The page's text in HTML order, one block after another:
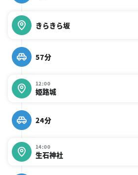
きらきら坂
57分
12:00
姫路城
24分
14:00
生石神社